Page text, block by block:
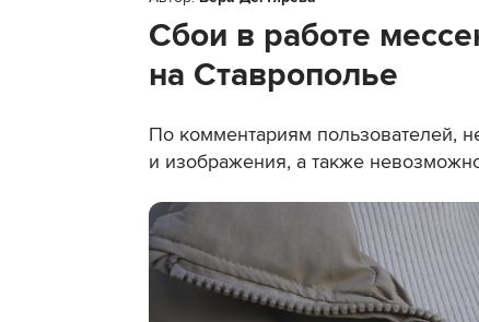
Сбои в работе
на Ставрополье
По комментариям пользователей,
и изображения, а также